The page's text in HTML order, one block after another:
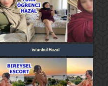
istanbul Hazal